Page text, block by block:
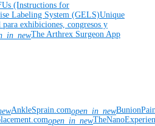
(Instructions for
Labeling System (GELS)Unique
exhibiciones, congresos y
The Arthrex Surgeon App
AnkleSprain.comopen_in_new
open_in_new